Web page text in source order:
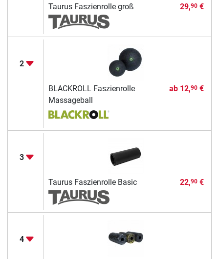
Taurus Faszienrolle groß 29,90€
2
BLACKROLL Faszienrolle
Massageball
ab 12,90€
3
Taurus Faszienrolle Basic 22,90€
4